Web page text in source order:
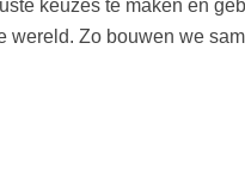
keuzes te maken en
wereld. Zo bouwen we
in